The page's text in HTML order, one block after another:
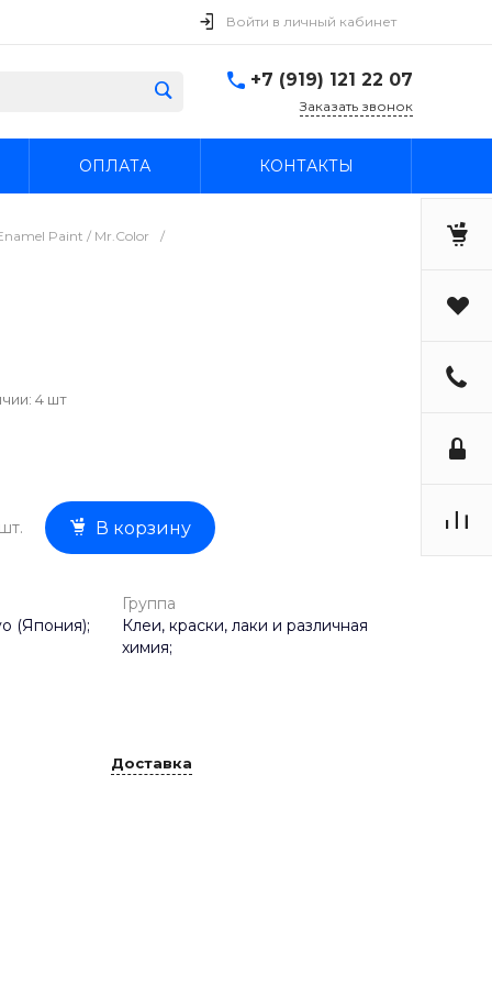
Войти в личный кабинет
+7 (919) 121 22 07
Заказать звонок
ОПЛАТА КОНТАКТЫ
Paint / Mr.Color
/
4 шт
шт. В корзину
(Япония);
Группа
Клеи, краски, лаки и различная
химия;
Доставка